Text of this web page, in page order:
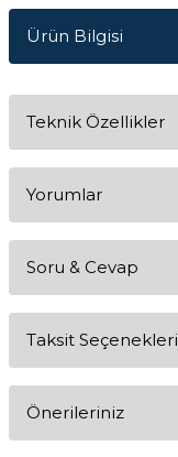
Ürün Bilgisi
Teknik Özellikler
Yorumlar
Soru & Cevap
Taksit Seçenekleri
Önerileriniz